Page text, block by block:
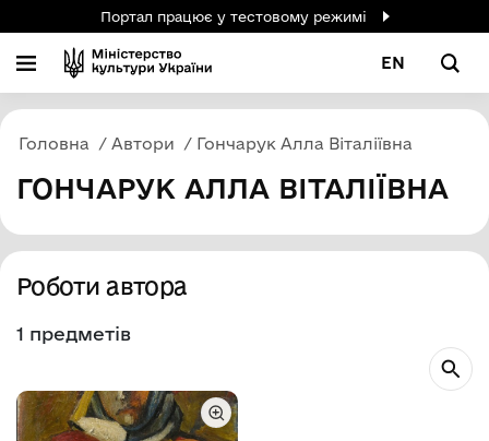
Портал працює у тестовому режимі
EN
Головна Автори Гончарук Алла Віталіївна
ГОНЧАРУК АЛЛА ВІТАЛІЇВНА
Роботи автора
1 предметів